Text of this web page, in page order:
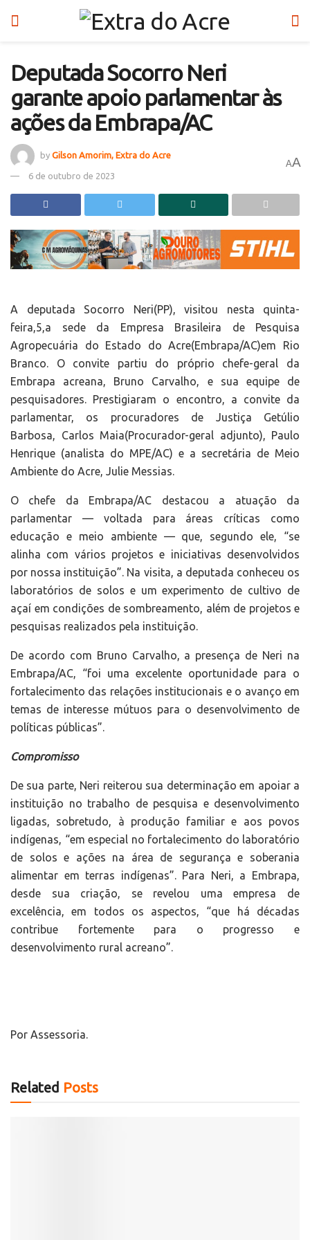
Deputada Socorro Neri
garante apoio parlamentar às
ações da Embrapa/AC
by Gilson Amorim, Extra do Acre
6 de outubro de 2023
AA
A deputada Socorro Neri(PP), visitou nesta quinta-
feira,5,a sede da Empresa Brasileira de Pesquisa
Agropecuária do Estado do Acre(Embrapa/AC)em Rio
Branco. O convite partiu do próprio chefe-geral da
Embrapa acreana, Bruno Carvalho, e sua equipe de
pesquisadores. Prestigiaram o encontro, a convite da
parlamentar, os procuradores de Justiça Getúlio
Barbosa, Carlos Maia(Procurador-geral adjunto), Paulo
Henrique (analista do MPE/AC) e a secretária de Meio
Ambiente do Acre, Julie Messias.
O chefe da Embrapa/AC destacou a atuação da
parlamentar — voltada para áreas críticas como
educação e meio ambiente — que, segundo ele, “se
alinha com vários projetos e iniciativas desenvolvidos
por nossa instituição”. Na visita, a deputada conheceu os
laboratórios de solos e um experimento de cultivo de
açaí em condições de sombreamento, além de projetos e
pesquisas realizados pela instituição.
De acordo com Bruno Carvalho, a presença de Neri na
Embrapa/AC, “foi uma excelente oportunidade para o
fortalecimento das relações institucionais e o avanço em
temas de interesse mútuos para o desenvolvimento de
políticas públicas”.
Compromisso
De sua parte, Neri reiterou sua determinação em apoiar a
instituição no trabalho de pesquisa e desenvolvimento
ligadas, sobretudo, à produção familiar e aos povos
indígenas, “em especial no fortalecimento do laboratório
de solos e ações na área de segurança e soberania
alimentar em terras indígenas”. Para Neri, a Embrapa,
desde sua criação, se revelou uma empresa de
excelência, em todos os aspectos, “que há décadas
contribue fortemente para o progresso e
desenvolvimento rural acreano”.
Por Assessoria.
Related Posts